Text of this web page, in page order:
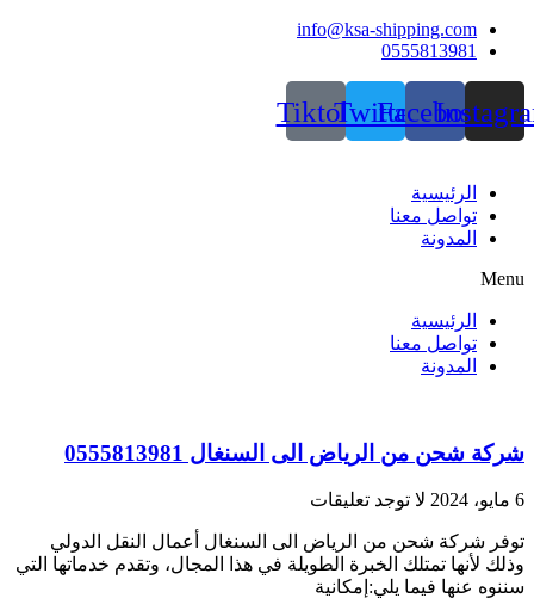
Skip
info@ksa-shipping.com
0555813981
Facebook
Twitter
Tiktok
الرئيسية
تواصل معنا
المدونة
Menu
الرئيسية
تواصل معنا
المدونة
شركة شحن من الرياض الى السنغال 0555813981
6 مايو، 2024 لا توجد تعليقات
توفر شركة شحن من الرياض الى السنغال أعمال النقل الدولي
وذلك لأنها تمتلك الخبرة الطويلة في هذا المجال، وتقدم خدماتها التي
سننوه عنها فيما يلي:إمكانية